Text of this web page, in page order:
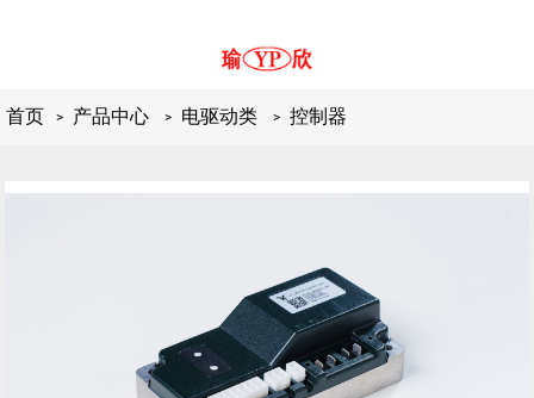
首页 产品中心 电驱动类 控制器